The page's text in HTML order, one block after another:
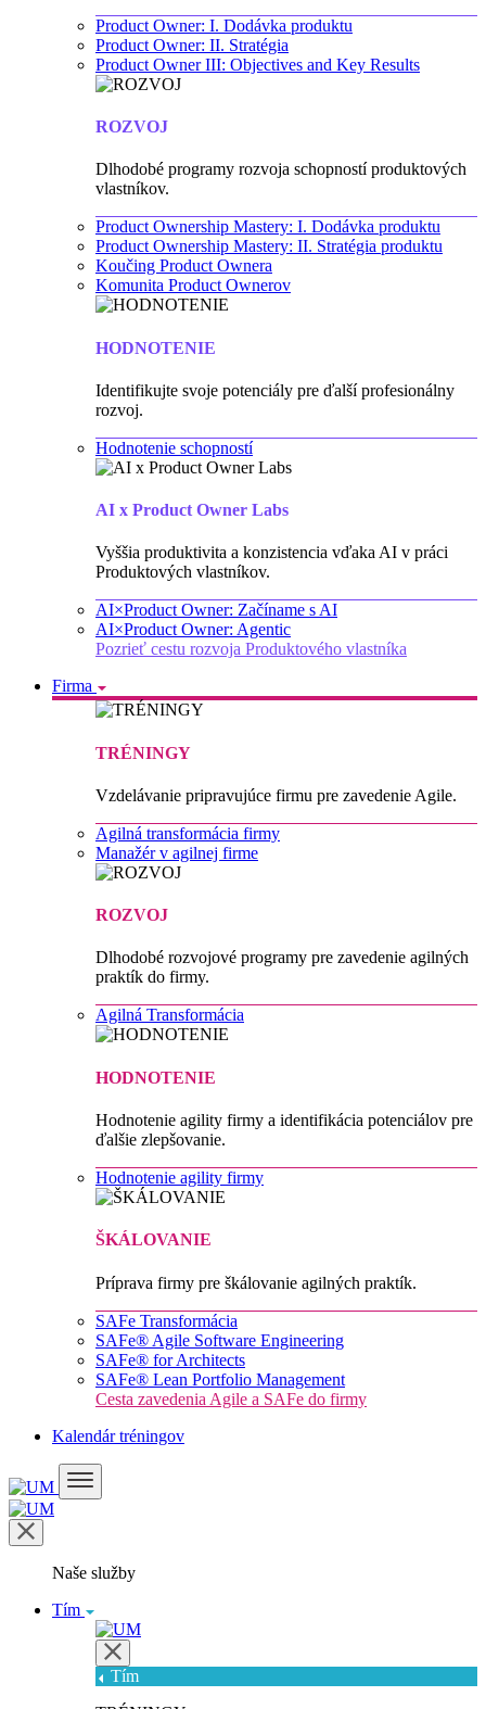
Product Owner: I. Dodávka produktu
Product Owner: II. Stratégia
Product Owner III: Objectives and Key Results
ROZVOJ
Dlhodobé programy rozvoja schopností produktových
vlastníkov.
Product Ownership Mastery: I. Dodávka produktu
Product Ownership Mastery: II. Stratégia produktu
Koučing Product Ownera
Komunita Product Ownerov
HODNOTENIE
Identifikujte svoje potenciály pre ďalší profesionálny
rozvoj.
Hodnotenie schopností
AI x Product Owner Labs
Vyššia produktivita a konzistencia vďaka AI v práci
Produktových vlastníkov.
AI×Product Owner: Začíname s AI
AI×Product Owner: Agentic
Pozrieť cestu rozvoja Produktového vlastníka
Firma
TRÉNINGY
Vzdelávanie pripravujúce firmu pre zavedenie Agile.
Agilná transformácia firmy
Manažér v agilnej firme
ROZVOJ
Dlhodobé rozvojové programy pre zavedenie agilných
praktík do firmy.
Agilná Transformácia
HODNOTENIE
Hodnotenie agility firmy a identifikácia potenciálov pre
ďalšie zlepšovanie.
Hodnotenie agility firmy
ŠKÁLOVANIE
Príprava firmy pre škálovanie agilných praktík.
SAFe Transformácia
SAFe® Agile Software Engineering
SAFe® for Architects
SAFe® Lean Portfolio Management
Cesta zavedenia Agile a SAFe do firmy
Kalendár tréningov
Naše služby
Tím
Tím